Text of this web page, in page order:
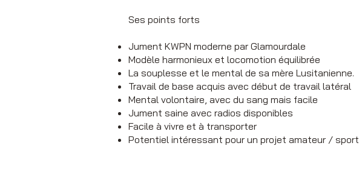
Ses points forts
Jument KWPN moderne par Glamourdale
Modèle harmonieux et locomotion équilibrée
La souplesse et le mental de sa mère Lusitanienne.
Travail de base acquis avec début de travail latéral
Mental volontaire, avec du sang mais facile
Jument saine avec radios disponibles
Facile à vivre et à transporter
Potentiel intéressant pour un projet amateur / sport